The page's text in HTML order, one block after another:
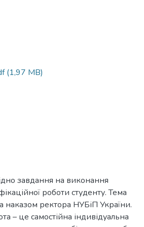
(1,97 MB)
завдання на виконання
роботи студенту. Тема
наказом ректора НУБіП України.
– це самостійна індивідуальна